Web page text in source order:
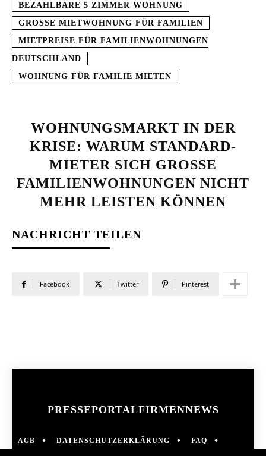
BEZAHLBARE 5 ZIMMER WOHNUNG
GROSSE MIETWOHNUNG FÜR FAMILIEN
MIETPREISE FÜR FAMILIENWOHNUNGEN
DEUTSCHLAND
WOHNUNG FÜR FAMILIE MIETEN
WOHNUNGSMARKT IN DER
KRISE: WARUM STANDARD-
MIETER SICH GROSSE F
AMILIENWOHNUNGEN NICHT M
EHR LEISTEN KÖNNEN
NACHRICHT TEILEN
Facebook Twitter Pinterest
PRESSEPORTALFIRMENNEWS
AGB DATENSCHUTZERKLÄRUNG
FAQ